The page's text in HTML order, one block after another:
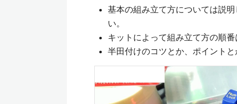
基本の組み立て方については説
い。
キットによって組み立て方の順番
半田付けのコツとか、ポイント